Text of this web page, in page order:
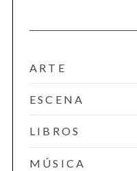
ARTE
ESCENA
LIBROS
MÚSICA